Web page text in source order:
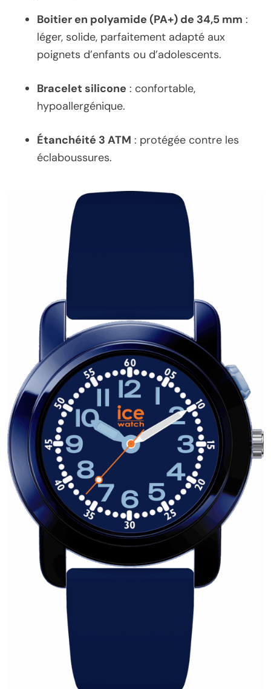
Boitier en polyamide (PA+) de 34,5 mm :
léger, solide, parfaitement adapté aux
poignets d’enfants ou d’adolescents.
Bracelet silicone : confortable,
hypoallergénique.
Étanchéité 3 ATM : protégée contre les
éclaboussures.